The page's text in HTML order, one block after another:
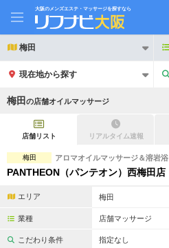
大阪のメンズエステ・マッサージを探すなら
梅田
現在地から探す
21時以降も受付
梅田 の店舗オイルマッサージ
店舗リスト リアルタイム速報
梅田 アロマオイルマッサージ＆溶岩浴
PANTHEON（パンテオン）西梅田店
エリア 梅田
業種 店舗マッサージ
こだわり条件 指定なし